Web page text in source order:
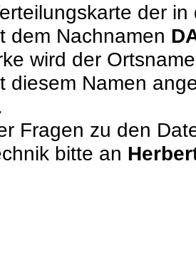
der
dem Nachnamen
wird der
diesem Namen
Fragen zu den
bitte an